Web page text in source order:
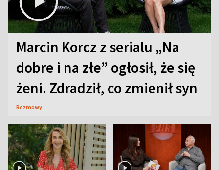
Marcin Korcz z serialu „Na
dobre i na złe” ogłosił, że się
żeni. Zdradził, co zmienił syn
Rozmowy